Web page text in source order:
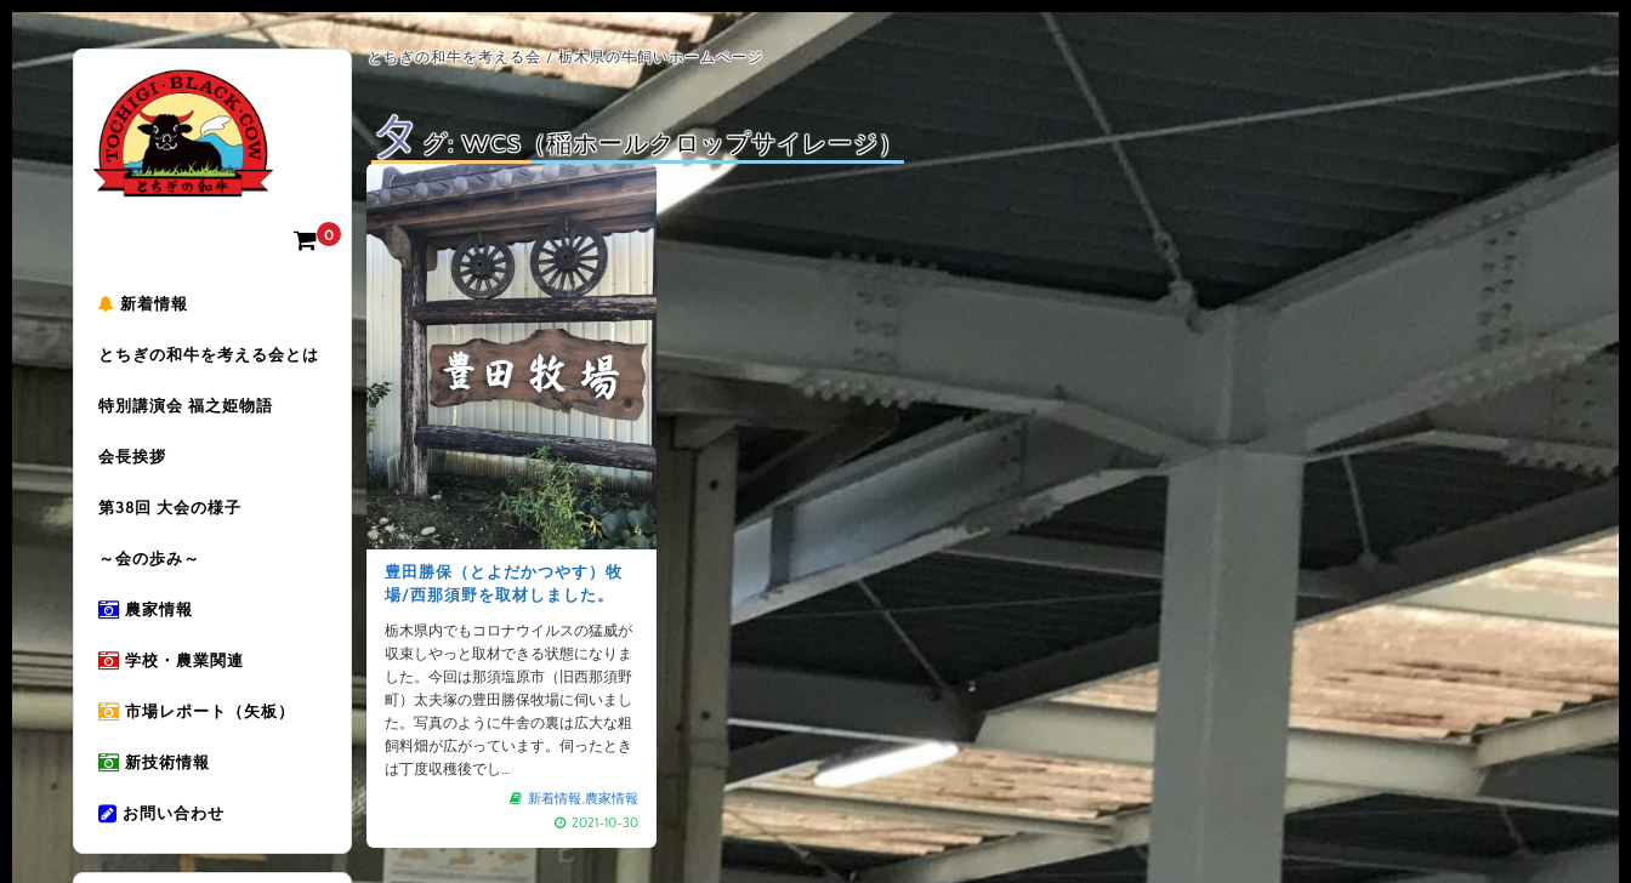
とちぎの和牛を考える会 / 栃木県の牛飼いホームページ
0
新着情報
とちぎの和牛を考える会とは
特別講演会 福之姫物語
会長挨拶
第38回 大会の様子
～会の歩み～
農家情報
学校・農業関連
市場レポート（矢板）
新技術情報
お問い合わせ
タ グ:WCS（稲ホールクロップサイレージ）
豊田勝保（とよだかつやす）牧
場/西那須野を取材しました。
栃木県内でもコロナウイルスの猛威が
収束しやっと取材できる状態になりま
した。今回は那須塩原市（旧西那須野
町）太夫塚の豊田勝保牧場に伺いまし
た。写真のように牛舎の裏は広大な粗
飼料畑が広がっています。伺ったとき
は丁度収穫後でし…
新着情報,農家情報
2021-10-30